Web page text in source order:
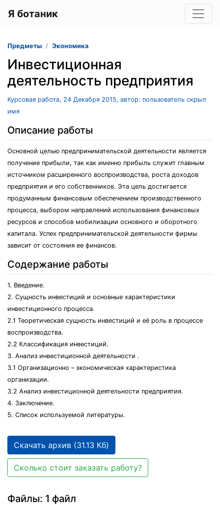
Я ботаник
Предметы Экономика
Инвестиционная
деятельность предприятия
Курсовая работа, 24 Декабря 2015, автор: пользователь скрыл
имя
Описание работы
Основной целью предпринимательской деятельности является
получение прибыли, так как именно прибыль служит главным
источником расширенного воспроизводства, роста доходов
предприятия и его собственников. Эта цель достигается
продуманным финансовым обеспечением производственного
процесса, выбором направлений использования финансовых
ресурсов и способов мобилизации основного и оборотного
капитала. Успех предпринимательской деятельности фирмы
зависит от состояния ее финансов.
Содержание работы
1. Введение.
2. Сущность инвестиций и основные характеристики
инвестиционного процесса.
2.1 Теоретическая сущность инвестиций и её роль в процессе
воспроизводства.
2.2 Классификация инвестиций.
3. Анализ инвестиционной деятельности .
3.1 Организационно – экономическая характеристика
организации.
3.2 Анализ инвестиционной деятельности предприятия.
4. Заключение.
5. Список используемой литературы.
Скачать архив (31.13 Кб)
Сколько стоит заказать работу?
Файлы: 1 файл